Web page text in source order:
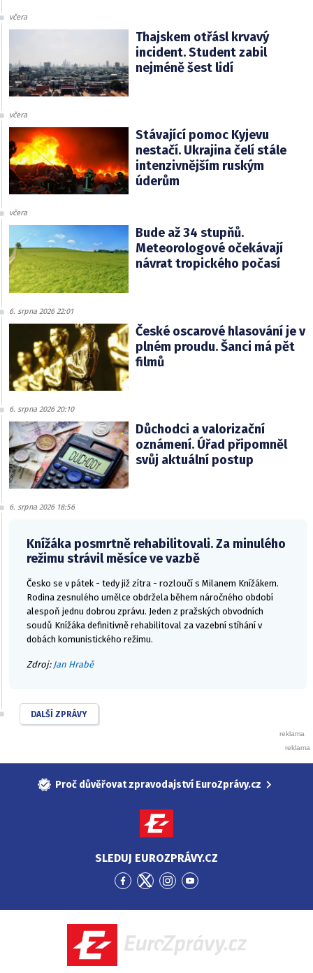
včera
Thajskem otřásl krvavý
incident. Student zabil
nejméně šest lidí
včera
Stávající pomoc Kyjevu
nestačí. Ukrajina čelí stále
intenzivnějším ruským
úderům
včera
Bude až 34 stupňů.
Meteorologové očekávají
návrat tropického počasí
6. srpna 2026 22:01
České oscarové hlasování je v
plném proudu. Šanci má pět
filmů
6. srpna 2026 20:10
Důchodci a valorizační
oznámení. Úřad připomněl
svůj aktuální postup
6. srpna 2026 18:56
Knížáka posmrtně rehabilitovali. Za minulého
režimu strávil měsíce ve vazbě
Česko se v pátek - tedy již zítra - rozloučí s Milanem Knížákem.
Rodina zesnulého umělce obdržela během náročného období
alespoň jednu dobrou zprávu. Jeden z pražských obvodních
soudů Knížáka definitivně rehabilitoval za vazební stíhání v
dobách komunistického režimu.
Zdroj: Jan Hrabě
DALŠÍ ZPRÁVY
Proč důvěřovat zpravodajství EuroZprávy.cz
SLEDUJ EUROZPRÁVY.CZ
Přejít
Facebook
Přejít
Twitter
Přejít
Instagram
Přejít
YouTube
EuroZprávy.cz